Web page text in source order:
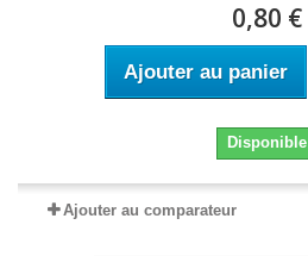
0,80 €
Ajouter au panier
Disponible
Ajouter au comparateur